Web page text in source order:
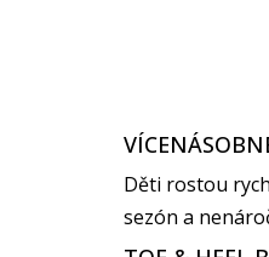
Děti rostou
sezón a